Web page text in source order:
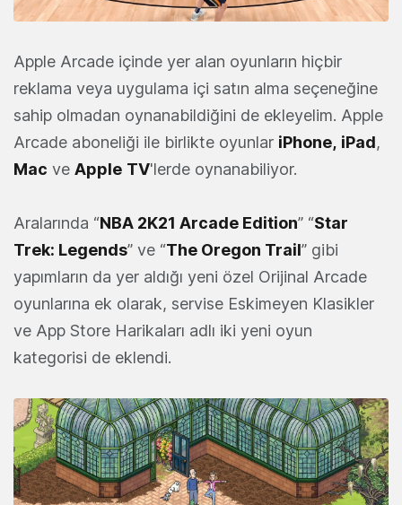
Apple Arcade içinde yer alan oyunların hiçbir
reklama veya uygulama içi satın alma seçeneğine
sahip olmadan oynanabildiğini de ekleyelim. Apple
Arcade aboneliği ile birlikte oyunlar iPhone, iPad,
Mac ve Apple TV'lerde oynanabiliyor.
Aralarında “NBA 2K21 Arcade Edition” “Star
Trek: Legends” ve “The Oregon Trail” gibi
yapımların da yer aldığı yeni özel Orijinal Arcade
oyunlarına ek olarak, servise Eskimeyen Klasikler
ve App Store Harikaları adlı iki yeni oyun
kategorisi de eklendi.